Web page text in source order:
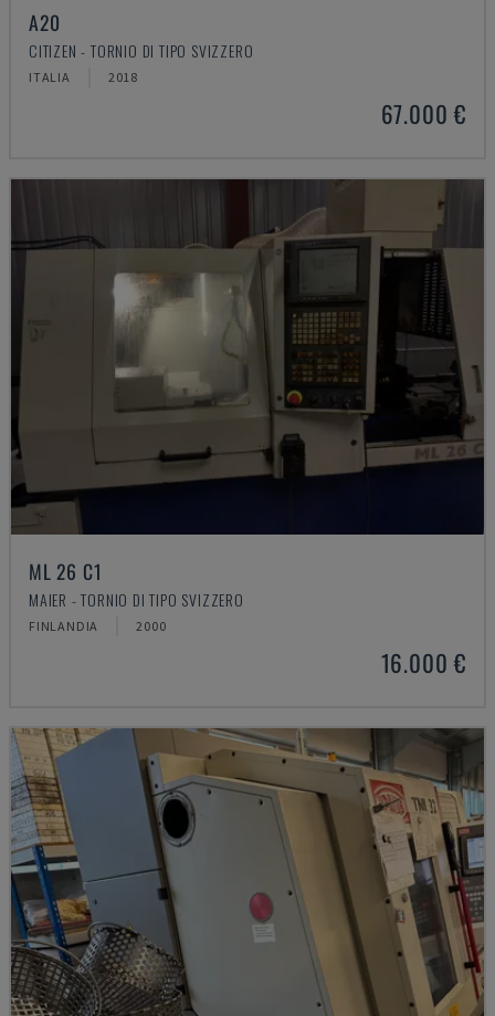
A20
CITIZEN - TORNIO DI TIPO SVIZZERO
ITALIA 2018
67.000 €
ML 26 C1
MAIER - TORNIO DI TIPO SVIZZERO
FINLANDIA 2000
16.000 €